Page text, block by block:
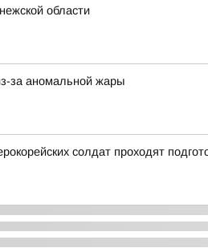
области
за аномальной жары
солдат проходят